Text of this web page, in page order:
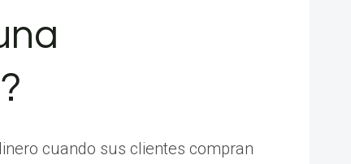
cuando sus clientes compran